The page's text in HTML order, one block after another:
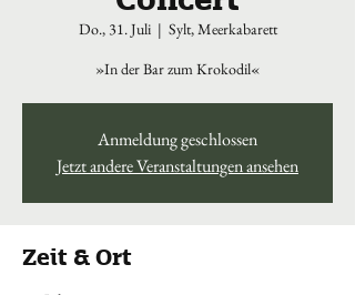
Do., 31. Juli
  |
Sylt, Meerkabarett
»In der Bar zum Krokodil«
Anmeldung geschlossen
Jetzt andere Veranstaltungen ansehen
Zeit & Ort